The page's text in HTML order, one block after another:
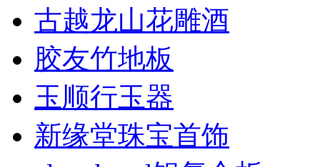
古越龙山花雕酒
胶友竹地板
玉顺行玉器
新缘堂珠宝首饰